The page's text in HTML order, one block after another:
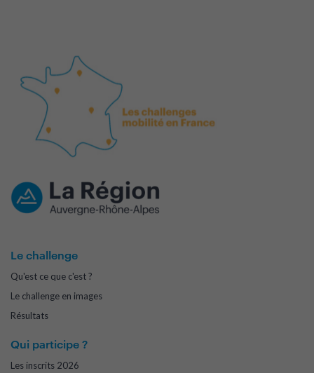
Le challenge
Qu'est ce que c'est ?
Le challenge en images
Résultats
Qui participe ?
Les inscrits 2026